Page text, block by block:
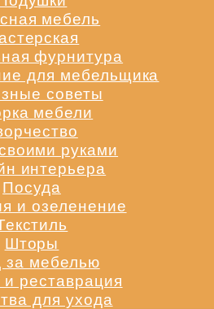
мебель
фурнитура
для мебельщика
советы
мебели
руками
интерьера
Посуда
и озеленение
Шторы
за мебелью
реставрация
для ухода